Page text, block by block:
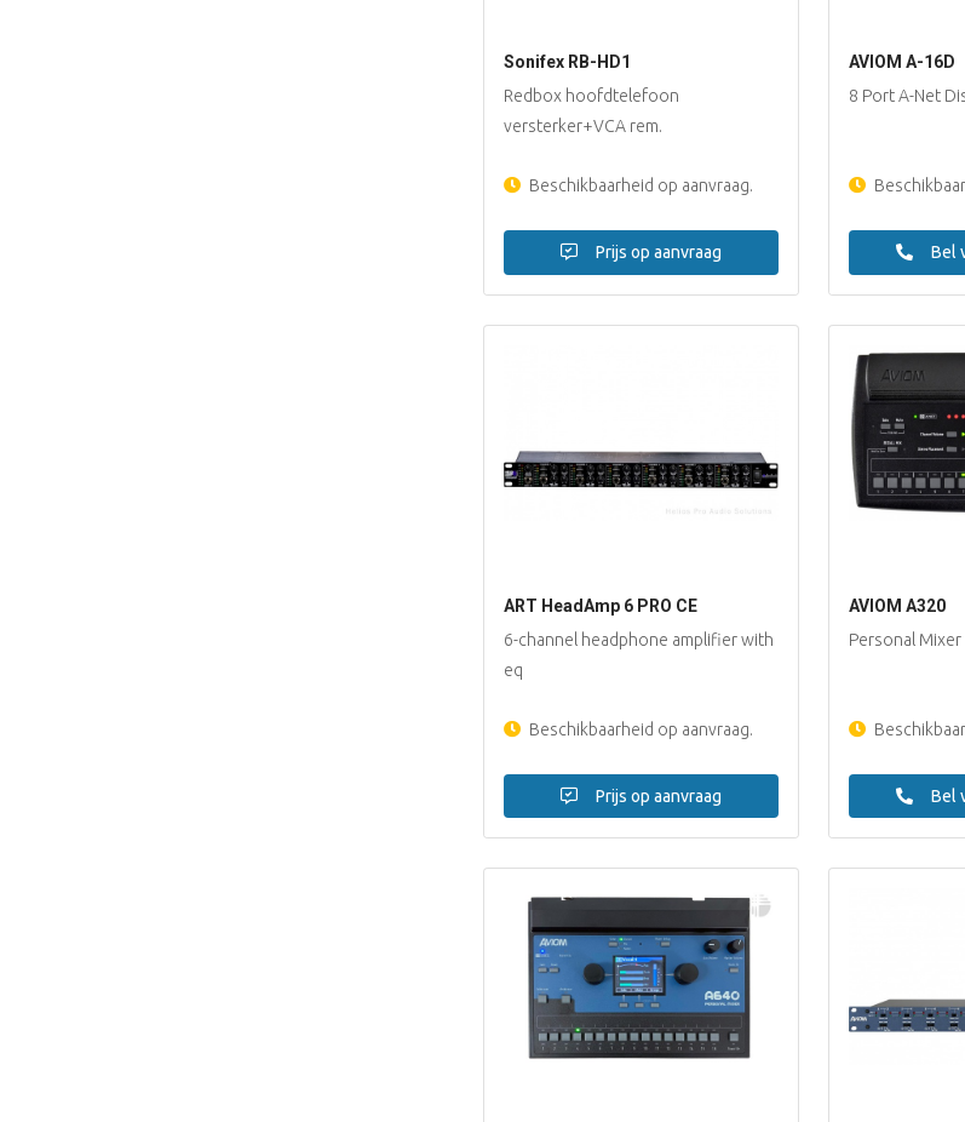
Sonifex RB-HD1
Redbox hoofdtelefoon
versterker+VCA rem.
Beschikbaarheid op aanvraag.
Prijs op aanvraag
AVIOM A-16D
8 Port A-Net
Bel
ART HeadAmp 6 PRO CE
6-channel headphone amplifier with
eq
Beschikbaarheid op aanvraag.
Prijs op aanvraag
AVIOM A320
Personal Mixer
Bel